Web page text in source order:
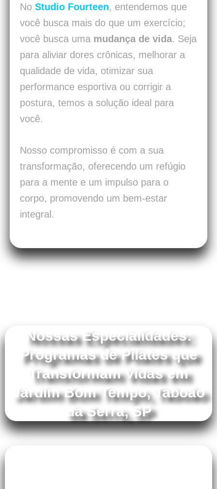
No Studio Fourteen, entendemos que
você busca mais do que um exercício;
você busca uma mudança de vida. Seja
para aliviar dores crônicas, melhorar a
qualidade de vida, otimizar sua
performance esportiva ou corrigir a
postura, temos a solução ideal para
você.
Nosso compromisso é com a sua
transformação, oferecendo um refúgio
para a mente e um impulso para o
corpo, promovendo um bem-estar
integral.
Nossas Especialidades:
Programas de Pilates que
Transformam Vidas em
Jardim Bom Tempo, Taboão
da Serra, SP